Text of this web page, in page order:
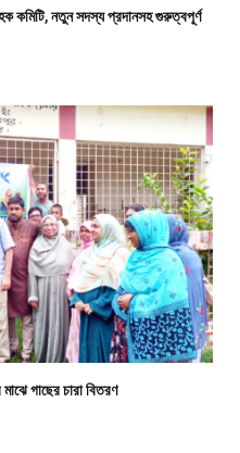
কমিটি, নতুন সদস্য প্রদানসহ গুরুত্বপূর্ণ
গাছের চারা বিতরণ